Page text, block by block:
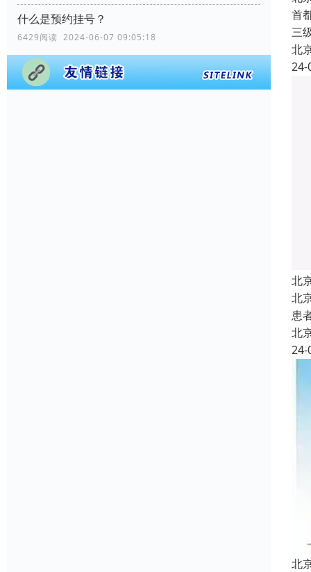
什么是预约挂号？
6429阅读 2024-06-07 09:05:18
首
三
北
24-
北
北
患
北
24-
北